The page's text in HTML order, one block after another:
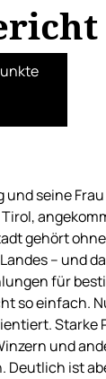
und seine
gehört
– und
für
so einfach.
und
Deutlich ist